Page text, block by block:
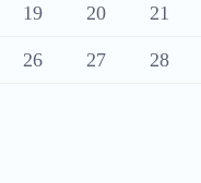
19 20 21
26 27 28